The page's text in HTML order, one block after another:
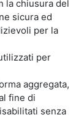
la chiusura del
sicura ed
per la
per
aggregata,
fine di
senza